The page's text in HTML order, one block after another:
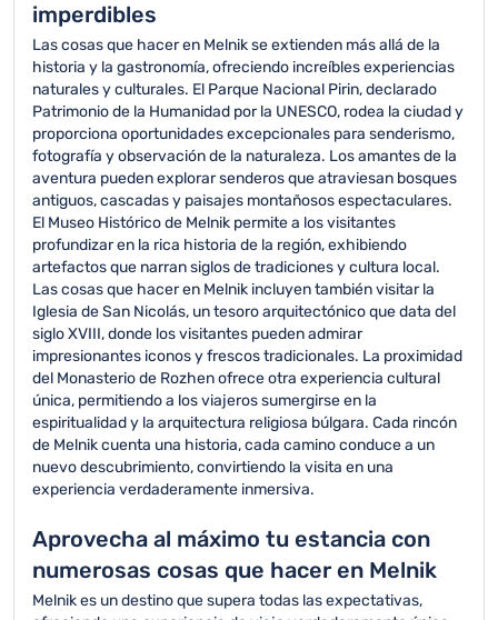
imperdibles
Las cosas que hacer en Melnik se extienden más allá de la
historia y la gastronomía, ofreciendo increíbles experiencias
naturales y culturales. El Parque Nacional Pirin, declarado
Patrimonio de la Humanidad por la UNESCO, rodea la ciudad y
proporciona oportunidades excepcionales para senderismo,
fotografía y observación de la naturaleza. Los amantes de la
aventura pueden explorar senderos que atraviesan bosques
antiguos, cascadas y paisajes montañosos espectaculares.
El Museo Histórico de Melnik permite a los visitantes
profundizar en la rica historia de la región, exhibiendo
artefactos que narran siglos de tradiciones y cultura local.
Las cosas que hacer en Melnik incluyen también visitar la
Iglesia de San Nicolás, un tesoro arquitectónico que data del
siglo XVIII, donde los visitantes pueden admirar
impresionantes iconos y frescos tradicionales. La proximidad
del Monasterio de Rozhen ofrece otra experiencia cultural
única, permitiendo a los viajeros sumergirse en la
espiritualidad y la arquitectura religiosa búlgara. Cada rincón
de Melnik cuenta una historia, cada camino conduce a un
nuevo descubrimiento, convirtiendo la visita en una
experiencia verdaderamente inmersiva.
Aprovecha al máximo tu estancia con
numerosas cosas que hacer en Melnik
Melnik es un destino que supera todas las expectativas,